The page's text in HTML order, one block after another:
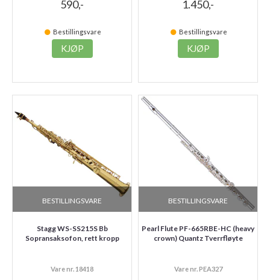
590,-
Bestillingsvare
KJØP
1.450,-
Bestillingsvare
KJØP
BESTILLINGSVARE
Stagg WS-SS215S Bb
Sopransaksofon, rett kropp
Vare nr. 18418
BESTILLINGSVARE
Pearl Flute PF-665RBE-HC (heavy
crown) Quantz Tverrfløyte
Vare nr. PEA327